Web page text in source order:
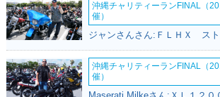
沖縄チャリティーランFINAL（
催）
沖縄チャリティーランFINAL（
催）